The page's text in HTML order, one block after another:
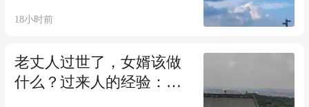
18小时前
老丈人过世了，女婿该做
什么？过来人的经验：多